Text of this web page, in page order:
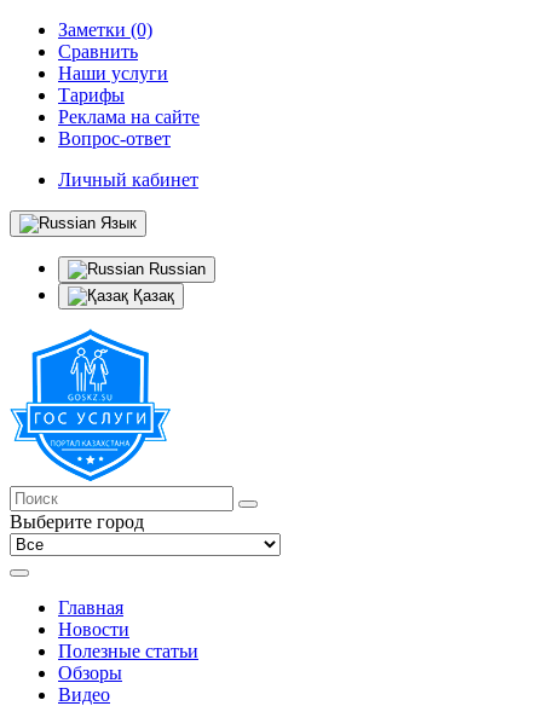
Заметки (0)
Сравнить
Наши услуги
Тарифы
Реклама на сайте
Вопрос-ответ
Личный кабинет
Язык
Russian
Қазақ
Выберите город
Главная
Новости
Полезные статьи
Обзоры
Видео